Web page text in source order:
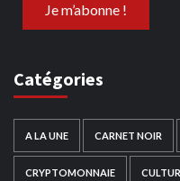
Catégories
A LA UNE CARNET NOIR
CRYPTOMONNAIE